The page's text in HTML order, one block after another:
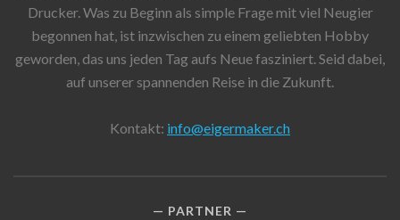
Drucker. Was zu Beginn als simple Frage mit viel Neugier
begonnen hat, ist inzwischen zu einem geliebten Hobby
geworden, das uns jeden Tag aufs Neue fasziniert. Seid dabei,
auf unserer spannenden Reise in die Zukunft.
Kontakt: info@eigermaker.ch
PARTNER